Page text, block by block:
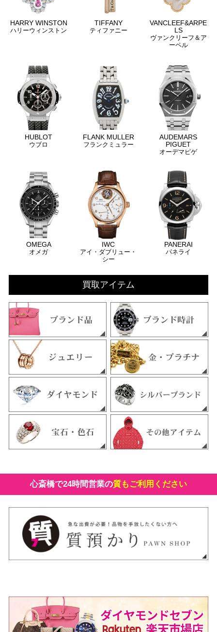
HARRY WINSTON
ハリーウィンストン
TIFFANY
ティファニー
VANCLEEF&ARPE
LS
ヴァンクリーフ＆ア
ーペル
HUBLOT
ウブロ
FLANK MULLER
フランクミュラー
AUDEMARS
PIGUET
オーデマピゲ
OMEGA
オメガ
IWC
アイ・ダブリュー・
シー
PANERAI
パネライ
買取アイテム
心斎橋で24時間営業の質もご利用ください